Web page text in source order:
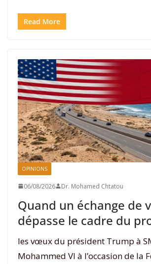
Read More
OPINIONS
06/08/2026 Dr. Mohamed Chtatou
Quand un échange de
dépasse le cadre du
les vœux du président Trump à
Mohammed VI à l’occasion de la